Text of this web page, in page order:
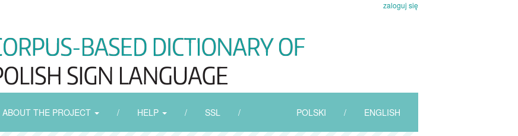
zaloguj się
ABOUT THE PROJECT / HELP / SSL / POLSKI / ENGLISH